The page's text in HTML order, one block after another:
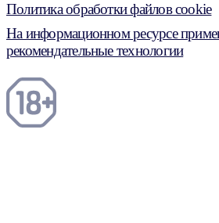
Политика обработки файлов cookie
На информационном ресурсе
рекомендательные технологии